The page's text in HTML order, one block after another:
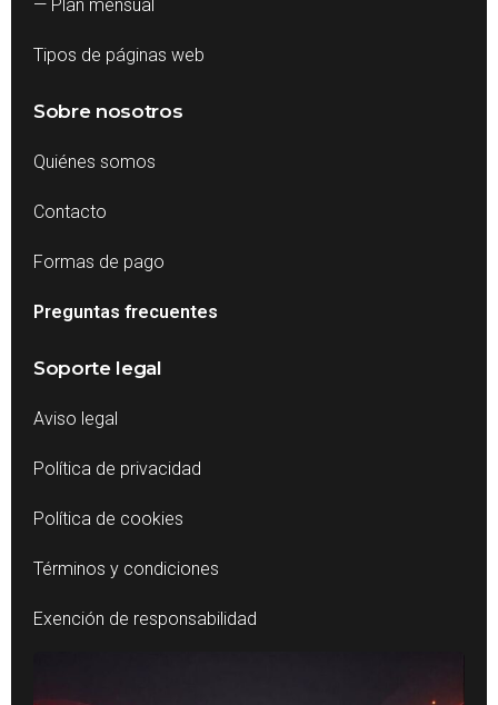
— Plan mensual
Tipos de páginas web
Sobre nosotros
Quiénes somos
Contacto
Formas de pago
Preguntas frecuentes
Soporte legal
Aviso legal
Política de privacidad
Política de cookies
Términos y condiciones
Exención de responsabilidad